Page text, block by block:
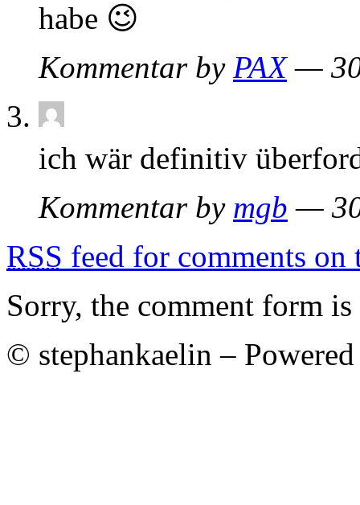
habe 😉
Kommentar by PAX—
ich wär definitiv
Kommentar by mgb —
RSS feed for comments on
Sorry, the comment form
© stephankaelin –